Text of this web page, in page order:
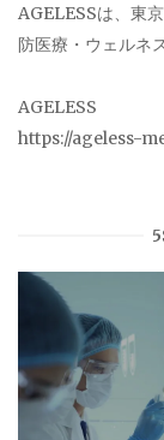
AGELESSは、東
防医療・ウェルネ
AGELESS
https://ageless-